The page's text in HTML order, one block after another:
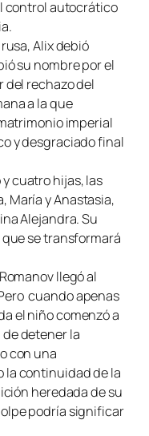
control autocrático
Alix debió
su nombre por el
del rechazo del
a la que
imperial
y desgraciado final
cuatro hijas, las
María y Anastasia,
Alejandra. Su
se transformará
llegó al
cuando apenas
el niño comenzó a
detener la
con una
la continuidad de la
heredada de su
podría significar